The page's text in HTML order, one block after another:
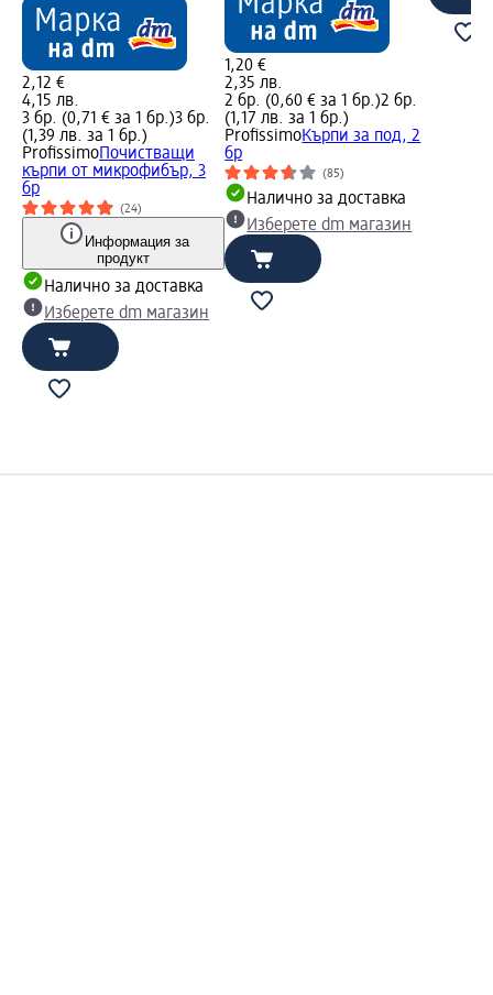
2,12 €
4,15 лв.
3 бр. (0,71 € за 1 бр.)3 бр.
(1,39 лв. за 1 бр.)
Profissimo Почистващи
кърпи от микрофибър, 3
бр
(24)
Информация за
продукт
Налично за доставка
Изберете dm магазин
1,20 €
2,35 лв.
2 бр. (0,60 € за 1 бр.)2 бр.
(1,17 лв. за 1 бр.)
ProfissimoКърпи за под, 2
бр
(85)
Налично за доставка
Изберете dm магазин